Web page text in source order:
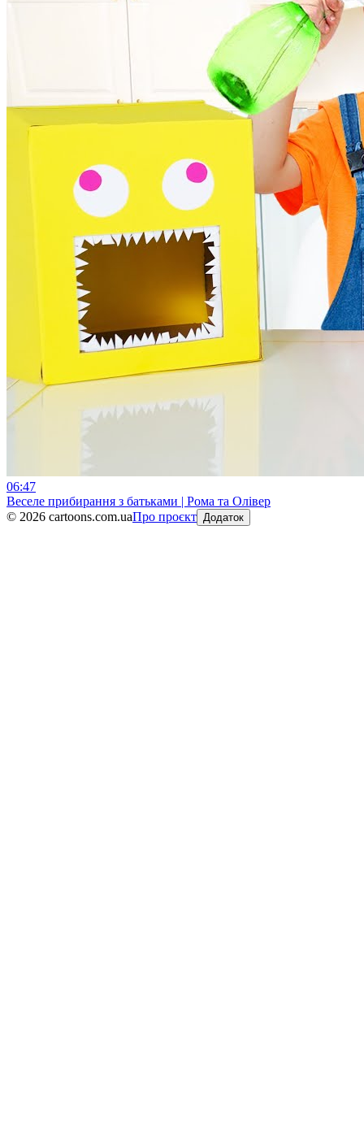
06:47
Веселе прибирання з батьками | Рома та Олівер
© 2026 cartoons.com.uaПро проєкт Додаток